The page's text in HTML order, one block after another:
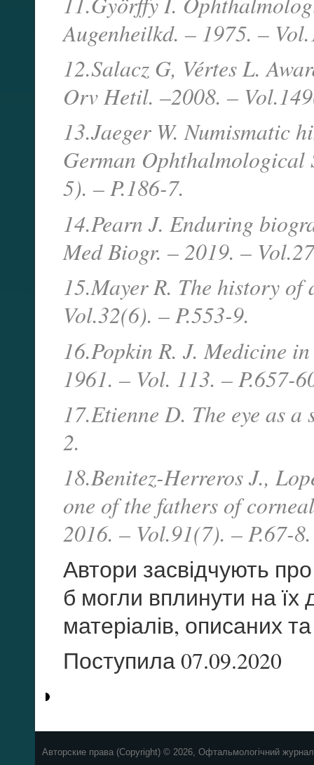
Augenheilkd. – 1975. –
12.Salacz G, Vértes L.
Orv Hetil. –2008. –
13.Jaeger W. Numismatic
German
5). – P.186-7.
14.Pearn J. Enduring
Med Biogr. – 2019. –
15.Mayer R. The history of
Vol.32(6). – P.553-9.
16.Popkin R. J. Medicine
1961. – Vol. 113. – P.657-
17.Etienne D. The eye as
2.
18.Benitez-Herreros J.,
one of the fathers of
2016. – Vol.91(7). – P.67-
Автори засвідчують про
б могли вплинути на
матеріалів, описаних
Поступила 07.09.2020
Авторские права (Copyright) © 2026, Офтальмологічний